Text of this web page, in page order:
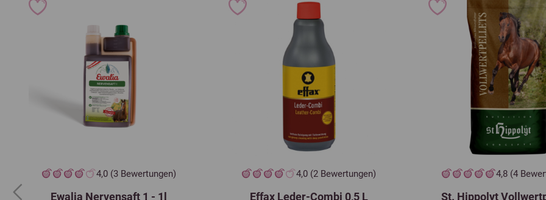
4,0 (3 Bewertungen)
Ewalia Nervensaft 1 - 1l
4,0 (2 Bewertungen)
Effax Leder-Combi 0,5 L
4,8 (4
St. Hippolyt